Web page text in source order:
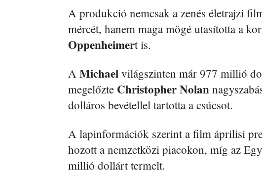
A produkció nemcsak a zenés életrajzi
mércét, hanem maga mögé utasította a
Oppenheimert is.
A Michael világszinten már 977 millió
megelőzte Christopher Nolan
dolláros bevétellel tartotta a csúcsot.
A lapinformációk szerint a film áprilisi
hozott a nemzetközi piacokon, míg az
millió dollárt termelt.